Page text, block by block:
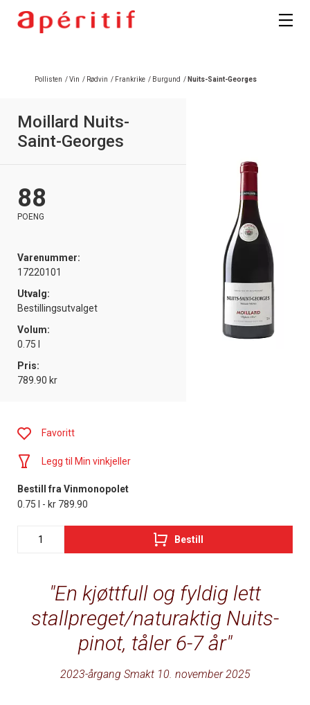
Pollisten /Vin / Rødvin / Frankrike / Burgund / Nuits-Saint-Georges
Moillard Nuits-
Saint-Georges
88
POENG
Varenummer:
17220101
Utvalg:
Bestillingsutvalget
Volum:
0.75 l
Pris:
789.90 kr
En kjøttfull og fyldig lett
stallpreget/naturaktig Nuits-
pinot, tåler 6-7 år
2023-årgang Smakt 10. november 2025
Favoritt
Legg til Min vinkjeller
Bestill fra Vinmonopolet
0.75 l - kr 789.90
Bestill